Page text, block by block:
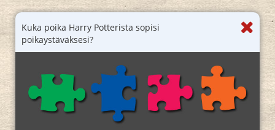
Kuka poika Harry Potterista sopisi
poikaystäväksesi?